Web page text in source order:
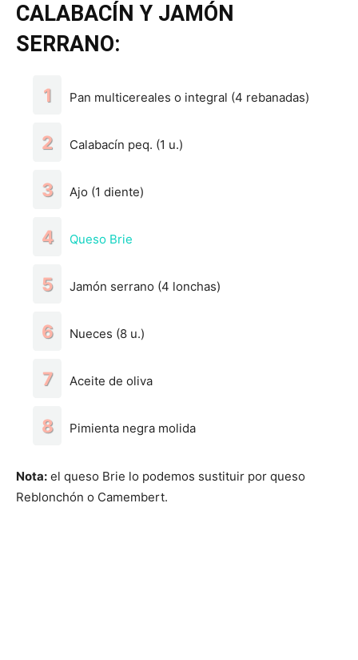
CALABACÍN Y JAMÓN
SERRANO:
Pan multicereales o integral (4 rebanadas)
Calabacín peq. (1 u.)
Ajo (1 diente)
Queso Brie
Jamón serrano (4 lonchas)
Nueces (8 u.)
Aceite de oliva
Pimienta negra molida
Nota: el queso Brie lo podemos sustituir por queso
Reblonchón o Camembert.